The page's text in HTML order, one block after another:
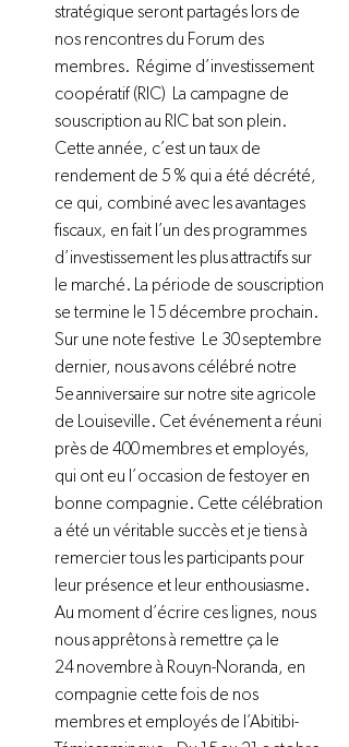
stratégique seront partagés lors de
nos rencontres du Forum des
membres.  Régime d’investissement
coopératif (RIC)  La campagne de
souscription au RIC bat son plein.
Cette année, c’est un taux de
rendement de 5 % qui a été décrété,
ce qui, combiné avec les avantages
fiscaux, en fait l’un des programmes
d’investissement les plus attractifs sur
le marché. La période de souscription
se termine le 15 décembre prochain.
Sur une note festive  Le 30 septembre
dernier, nous avons célébré notre
5e anniversaire sur notre site agricole
de Louiseville. Cet événement a réuni
près de 400 membres et employés,
qui ont eu l’occasion de festoyer en
bonne compagnie. Cette célébration
a été un véritable succès et je tiens à
remercier tous les participants pour
leur présence et leur enthousiasme.
Au moment d’écrire ces lignes, nous
nous apprêtons à remettre ça le
24 novembre à Rouyn-Noranda, en
compagnie cette fois de nos
membres et employés de l’Abitibi-